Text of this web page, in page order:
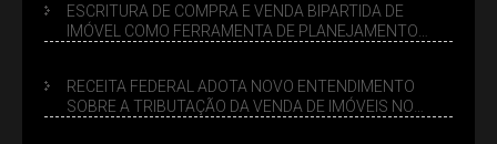
ESCRITURA DE COMPRA E VENDA BIPARTIDA DE
IMÓVEL COMO FERRAMENTA DE PLANEJAMENTO
RECEITA FEDERAL ADOTA NOVO ENTENDIMENTO
SOBRE A TRIBUTAÇÃO DA VENDA DE IMÓVEIS NO